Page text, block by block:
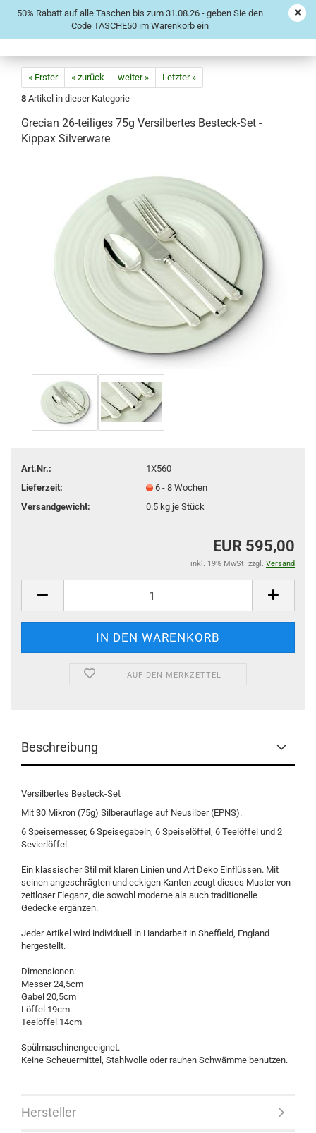
50% Rabatt auf alle Taschen bis zum 31.08.26 - geben Sie den
Code TASCHE50 im Warenkorb ein
« Erster « zurück weiter »
Letzter »
8 Artikel in dieser Kategorie
Grecian 26-teiliges 75g Versilbertes Besteck-Set -
Kippax Silverware
Art.Nr.:
1X560
Lieferzeit:
6 - 8 Wochen
Versandgewicht:
0.5kg je Stück
EUR 595,00
inkl. 19% MwSt. zzgl. Versand
AUF DEN MERKZETTEL
Beschreibung
Versilbertes Besteck-Set
Mit 30 Mikron (75g) Silberauflage auf Neusilber (EPNS).
6 Speisemesser, 6 Speisegabeln, 6 Speiselöffel, 6 Teelöffel und 2
Sevierlöffel.
Ein klassischer Stil mit klaren Linien und Art Deko Einflüssen. Mit
seinen angeschrägten und eckigen Kanten zeugt dieses Muster von
zeitloser Eleganz, die sowohl moderne als auch traditionelle
Gedecke ergänzen.
Jeder Artikel wird individuell in Handarbeit in Sheffield, England
hergestellt.
Dimensionen:
Messer 24,5cm
Gabel 20,5cm
Löffel 19cm
Teelöffel 14cm
Spülmaschinengeeignet.
Keine Scheuermittel, Stahlwolle oder rauhen Schwämme benutzen.
Hersteller